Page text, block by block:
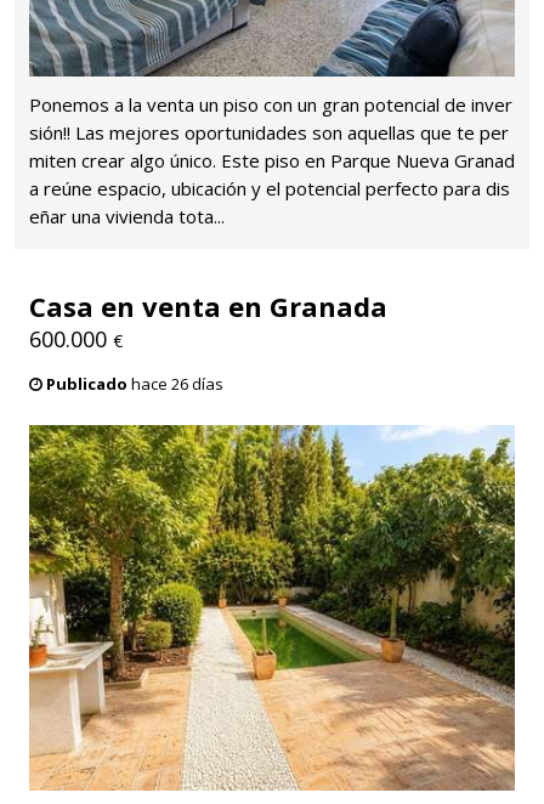
Ponemos a la venta un piso con un gran potencial de inver
sión!! Las mejores oportunidades son aquellas que te per
miten crear algo único. Este piso en Parque Nueva Granad
a reúne espacio, ubicación y el potencial perfecto para dis
eñar una vivienda tota...
Casa en venta en Granada
600.000 €
Publicado hace 26 días